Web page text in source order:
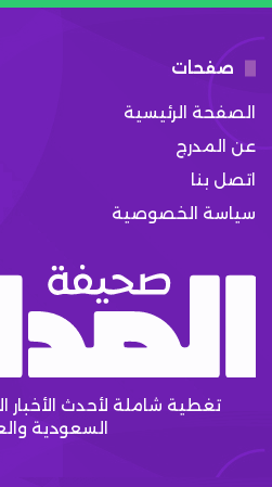
صفحات
الصفحة الرئيسية
عن المدرج
اتصل بنا
سياسة الخصوصية
تغطية شاملة لأحدث الأخبار
السعودية